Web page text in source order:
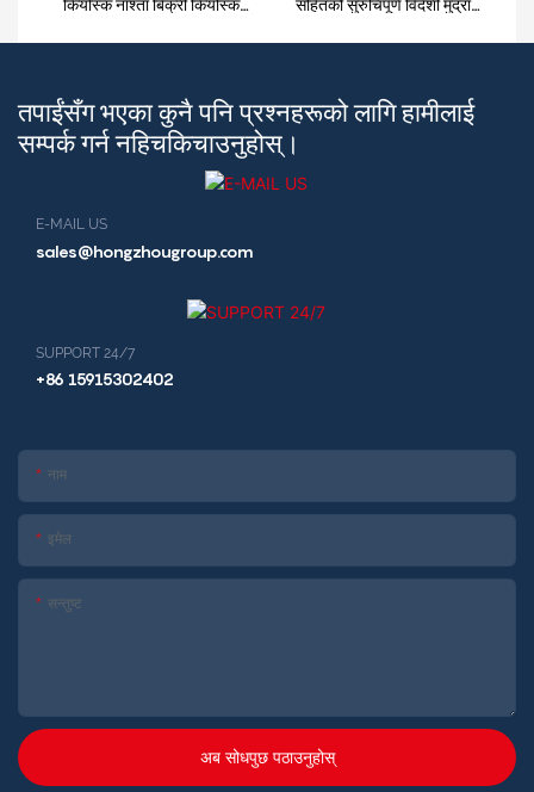
कियोस्क नाश्ता बिक्री कियोस्क
सहितको सुरुचिपूर्ण विदेशी मुद्रा
तपाईंसँग भएका कुनै पनि प्रश्नहरूको लागि हामीलाई
सम्पर्क गर्न नहिचकिचाउनुहोस्।
E-MAIL US
sales@hongzhougroup.com
SUPPORT 24/7
+86 15915302402
नाम
इमेल
सन्तुष्ट
अब सोधपुछ पठाउनुहोस्